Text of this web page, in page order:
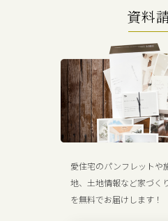
資料
愛住宅のパンフレットや
地、土地情報など家づく
を無料でお届けします！